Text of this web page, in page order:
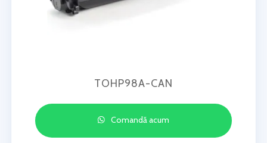
TOHP98A-CAN
Comandă acum